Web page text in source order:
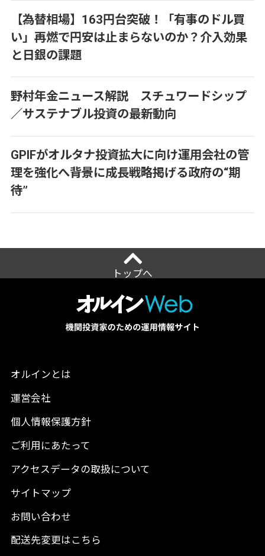
【為替相場】163円台突破！「有事のドル買
い」再燃で円安は止まらないのか？介入効果
と日銀の課題
野村年金ニュース解説 スチュワードシップ
／サステナブル投資の最新動向
GPIFがオルタナ投資拡大に向け運用会社の管
理を強化へ――背景に成長戦略掲げる政府の“期
待”
トップへ
オルインとは
運営会社
個人情報保護方針
ご利用にあたって
アクセスデータの取扱について
サイトマップ
お問い合わせ
配送先変更はこちら